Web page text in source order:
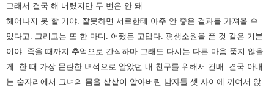
그래서 결국 해 버렸지만 두 번은 안 돼
헤어나지 못 할 거야. 잘못하면 서로한테 아주 안 좋은 결과를 가져올 수
있다고. 그리고는 또 한 마디. 어쨌든 고맙다. 평생소원을 푼 것 같은 기분
이야. 죽을 때까지 추억으로 간직하마.그래도 다시는 다른 마음 품지 않을
게. 한 때 가장 문란한 녀석으로 알았던 내 친구를 위해서 건배. 결국 아내
는 술자리에서 그녀의 몸을 샅샅이 알아버린 남자들 셋 사이에 끼여서 앉